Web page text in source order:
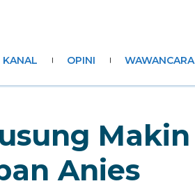
KANAL OPINI WAWANCARA
Makin
Anies